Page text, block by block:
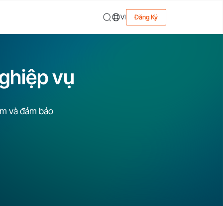
VI Đăng Ký
vụ
và đảm bảo